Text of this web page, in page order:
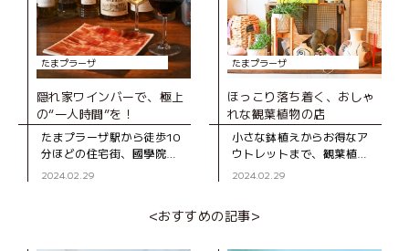
たまプラーザ
隠れ家ワインバーで、極上
の“一人時間”を！
たまプラーザ駅から徒歩10
分ほどの住宅街、國學院大
學の先にある「トリニティ
が“隠れ家”という名にピッ
2024.02.29
たまプラーザ
ほっこり落ち着く、おしゃ
れな観葉植物の店
小さな鉢植えからお得なア
ウトレットまで、観葉植物
が豊富にそろう「ボタニカ
2024.02.29
<おすすめの記事>